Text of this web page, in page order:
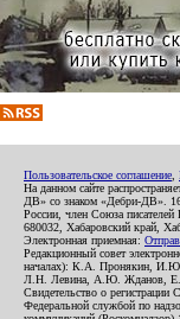
Пользовательское соглашение
На данном сайте
ДВ» со знаком «Дебри-ДВ».
России, член Союза
680032, Хабаровский край,
Электронная приемная:
Редакционный совет
началах): К.А. Пронякин,
Л.Н. Левина, А.Ю. Жданов,
Свидетельство о
Федеральной службой по